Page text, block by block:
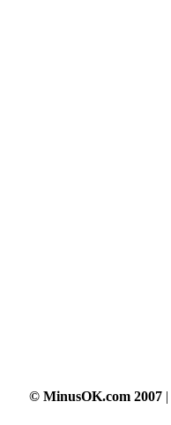
© MinusOK.com 2007 |